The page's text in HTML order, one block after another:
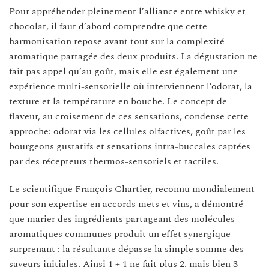
Pour appréhender pleinement l’alliance entre whisky et
chocolat, il faut d’abord comprendre que cette
harmonisation repose avant tout sur la complexité
aromatique partagée des deux produits. La dégustation ne
fait pas appel qu’au goût, mais elle est également une
expérience multi-sensorielle où interviennent l’odorat, la
texture et la température en bouche. Le concept de
flaveur, au croisement de ces sensations, condense cette
approche: odorat via les cellules olfactives, goût par les
bourgeons gustatifs et sensations intra-buccales captées
par des récepteurs thermos-sensoriels et tactiles.
Le scientifique François Chartier, reconnu mondialement
pour son expertise en accords mets et vins, a démontré
que marier des ingrédients partageant des molécules
aromatiques communes produit un effet synergique
surprenant : la résultante dépasse la simple somme des
saveurs initiales. Ainsi 1 + 1 ne fait plus 2, mais bien 3